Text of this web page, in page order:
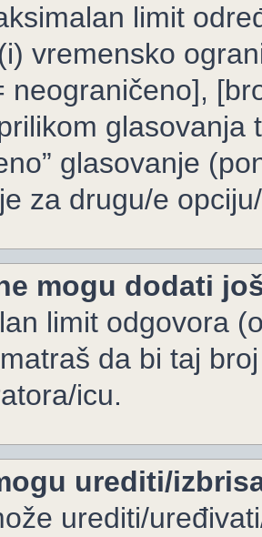
limit
vremensko
neograničeno],
glasovanja
glasovanje
za drugu/e
mogu dodati
limit odgovora
da bi taj
icu.
urediti/
urediti/